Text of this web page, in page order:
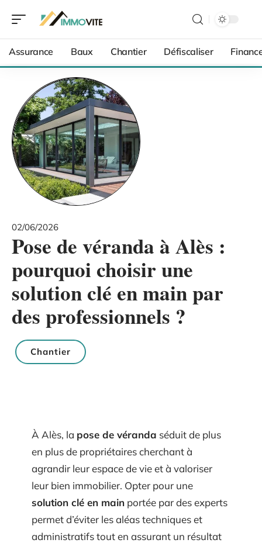
Assurance Baux Chantier Défiscaliser
02/06/2026
Pose de véranda à Alès :
pourquoi choisir une
solution clé en main par
des professionnels ?
Chantier
À Alès, la pose de véranda séduit de plus
en plus de propriétaires cherchant à
agrandir leur espace de vie et à valoriser
leur bien immobilier. Opter pour une
solution clé en main portée par des experts
permet d’éviter les aléas techniques et
administratifs tout en assurant un résultat